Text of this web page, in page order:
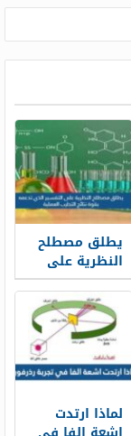
يطلق مصطلح
النظرية على
التفسير الذي
تدعمه بقوة
نتائج التجارب
العملية
لماذا ارتدت